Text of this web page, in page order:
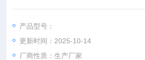
钻头直径3.0-10.0cm，可针对不同直径的
产品型号：
更新时间：2025-10-14
厂商性质：生产厂家